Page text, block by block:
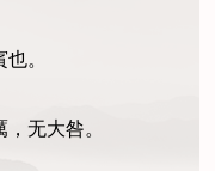
。
无大咎。